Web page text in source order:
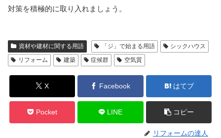
対策を積極的に取り入れましょう。
資材や建材に関する用語 「ジ」で始まる用語
シックハウス
リフォーム
建築 症候群 空気質
X Facebook はてブ
Pocket LINE コピー
リフォームの達人